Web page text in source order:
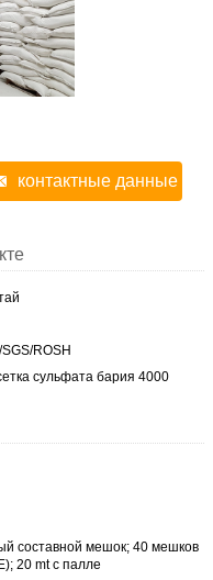
контактные данные
ROSH
сульфата бария 4000
составной мешок; 40 мешков
20 mt с палле